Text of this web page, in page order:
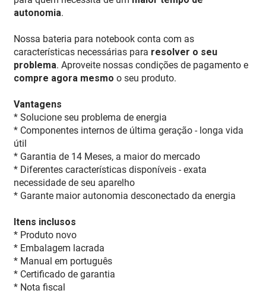
autonomia.
Nossa bateria para notebook conta com as
características necessárias para resolver o seu
problema. Aproveite nossas condições de pagamento e
compre agora mesmo o seu produto.
Vantagens
* Solucione seu problema de energia
* Componentes internos de última geração - longa vida
útil
* Garantia de 14 Meses, a maior do mercado
* Diferentes características disponíveis - exata
necessidade de seu aparelho
* Garante maior autonomia desconectado da energia
Itens inclusos
* Produto novo
* Embalagem lacrada
* Manual em português
* Certificado de garantia
* Nota fiscal